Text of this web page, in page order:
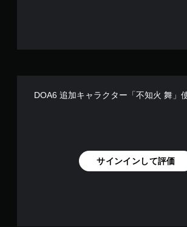
DOA6 追加キャラクター「不知火 舞」
サインインして評価